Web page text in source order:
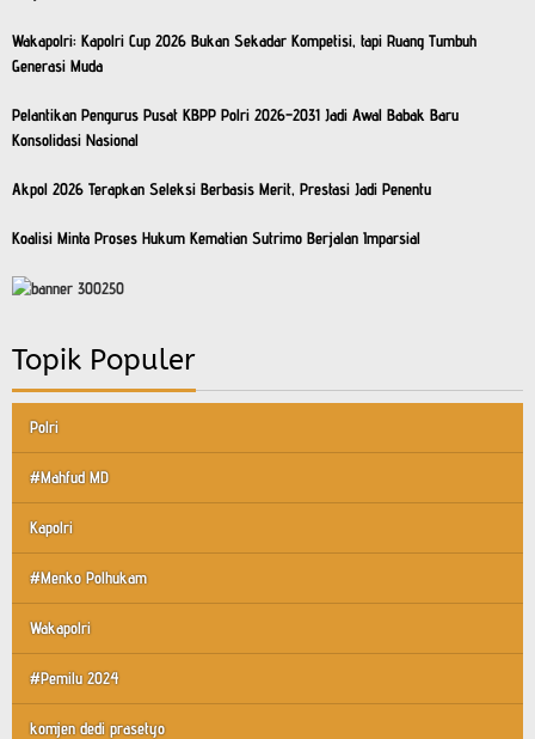
Wakapolri: Kapolri Cup 2026 Bukan Sekadar Kompetisi, tapi Ruang Tumbuh
Generasi Muda
Pelantikan Pengurus Pusat KBPP Polri 2026–2031 Jadi Awal Babak Baru
Konsolidasi Nasional
Akpol 2026 Terapkan Seleksi Berbasis Merit, Prestasi Jadi Penentu
Koalisi Minta Proses Hukum Kematian Sutrimo Berjalan Imparsial
Topik Populer
Polri
#Mahfud MD
Kapolri
#Menko Polhukam
Wakapolri
#Pemilu 2024
komjen dedi prasetyo